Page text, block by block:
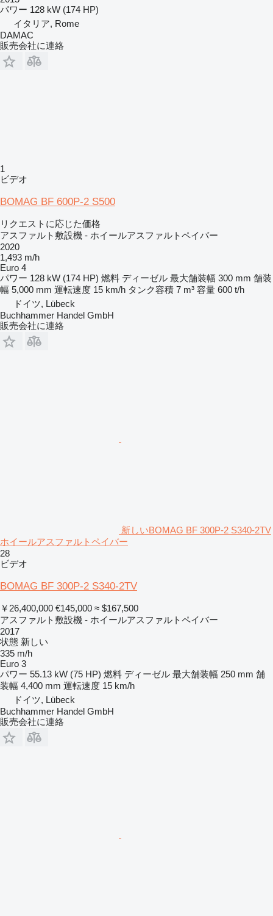
パワー 128 kW (174 HP)
イタリア, Rome
DAMAC
販売会社に連絡
1
ビデオ
BOMAG BF 600P-2 S500
リクエストに応じた価格
アスファルト敷設機 - ホイールアスファルトペイバー
2020
1,493 m/h
Euro 4
パワー 128 kW (174 HP) 燃料 ディーゼル 最大舗装幅 300 mm 舗装
幅 5,000 mm 運転速度 15 km/h タンク容積 7 m³ 容量 600 t/h
ドイツ, Lübeck
Buchhammer Handel GmbH
販売会社に連絡
新しいBOMAG BF 300P-2 S340-2TV
ホイールアスファルトペイバー
28
ビデオ
BOMAG BF 300P-2 S340-2TV
￥26,400,000 €145,000 ≈ $167,500
アスファルト敷設機 - ホイールアスファルトペイバー
2017
状態 新しい
335 m/h
Euro 3
パワー 55.13 kW (75 HP) 燃料 ディーゼル 最大舗装幅 250 mm 舗
装幅 4,400 mm 運転速度 15 km/h
ドイツ, Lübeck
Buchhammer Handel GmbH
販売会社に連絡